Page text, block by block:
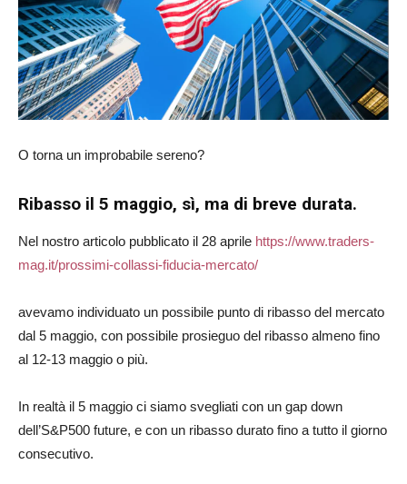
O torna un improbabile sereno?
Ribasso il 5 maggio, sì, ma di breve durata.
Nel nostro articolo pubblicato il 28 aprile https://www.traders-
mag.it/prossimi-collassi-fiducia-mercato/
avevamo individuato un possibile punto di ribasso del mercato
dal 5 maggio, con possibile prosieguo del ribasso almeno fino
al 12-13 maggio o più.
In realtà il 5 maggio ci siamo svegliati con un gap down
dell’S&P500 future, e con un ribasso durato fino a tutto il giorno
consecutivo.